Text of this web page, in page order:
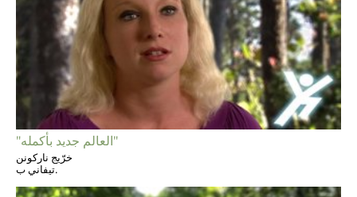
"العالم جديد بأكمله"
خرّيج ناركونن
تيفاني ب.